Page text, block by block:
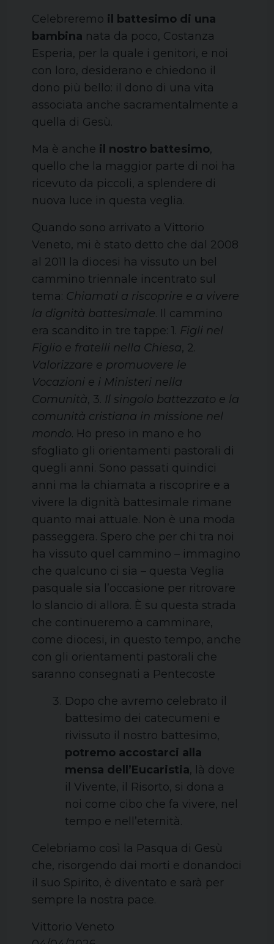
Celebreremo il battesimo di una
bambina nata da poco, Costanza
Esperia, per la quale i genitori, e noi
con loro, desiderano e chiedono il
dono più bello: il dono di una vita
associata anche sacramentalmente a
quella di Gesù.
Ma è anche il nostro battesimo,
quello che la maggior parte di noi ha
ricevuto da piccoli, a splendere di
nuova luce in questa veglia.
Quando sono arrivato a Vittorio
Veneto, mi è stato detto che dal 2008
al 2011 la diocesi ha vissuto un bel
cammino triennale incentrato sul
tema: Chiamati a riscoprire e a vivere
la dignità battesimale. Il cammino
era scandito in tre tappe: 1. Figli nel
Figlio e fratelli nella Chiesa, 2.
Valorizzare e promuovere le
Vocazioni e i Ministeri nella
Comunità, 3. Il singolo battezzato e la
comunità cristiana in missione nel
mondo. Ho preso in mano e ho
sfogliato gli orientamenti pastorali di
quegli anni. Sono passati quindici
anni ma la chiamata a riscoprire e a
vivere la dignità battesimale rimane
quanto mai attuale. Non è una moda
passeggera. Spero che per chi tra noi
ha vissuto quel cammino – immagino
che qualcuno ci sia – questa Veglia
pasquale sia l’occasione per ritrovare
lo slancio di allora. È su questa strada
che continueremo a camminare,
come diocesi, in questo tempo, anche
con gli orientamenti pastorali che
saranno consegnati a Pentecoste
Dopo che avremo celebrato il
battesimo dei catecumeni e
rivissuto il nostro battesimo,
potremo accostarci alla
mensa dell’Eucaristia, là dove
il Vivente, il Risorto, si dona a
noi come cibo che fa vivere, nel
tempo e nell’eternità.
Celebriamo così la Pasqua di Gesù
che, risorgendo dai morti e donandoci
il suo Spirito, è diventato e sarà per
sempre la nostra pace.
Vittorio Veneto